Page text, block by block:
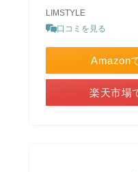
LIMSTYLE
口コミを見る
Amazon
楽天市場